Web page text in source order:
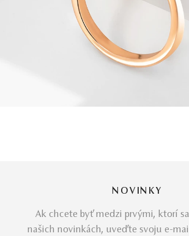
NOVINKY
Ak chcete byť medzi prvými, ktorí
našich novinkách, uveďte svoju e-